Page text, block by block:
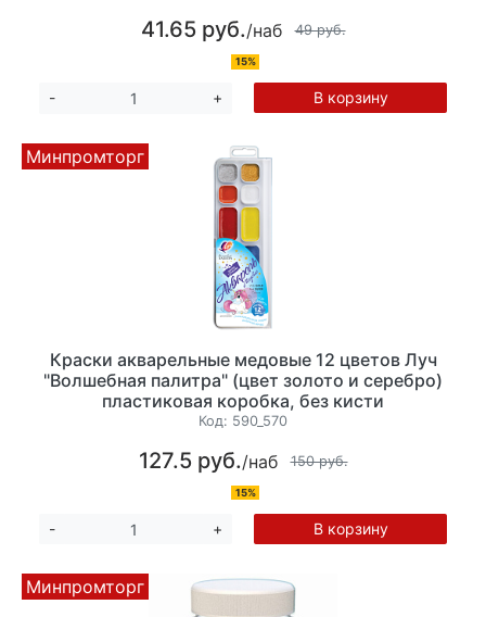
41.65 руб./наб 49 руб.
15%
- + В корзину
Минпромторг
Краски акварельные медовые 12 цветов Луч
"Волшебная палитра" (цвет золото и серебро)
пластиковая коробка, без кисти
Код: 590_570
127.5 руб./наб 150 руб.
15%
- + В корзину
Минпромторг